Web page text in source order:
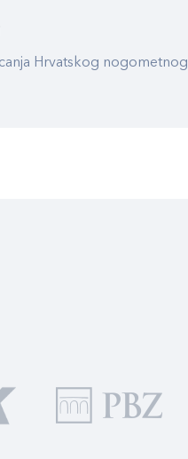
Hrvatskog nogometnog